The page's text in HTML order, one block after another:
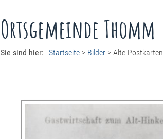
Ortsgemeinde Thomm
Sie sind hier: Startseite > Bilder > Alte Postkarten